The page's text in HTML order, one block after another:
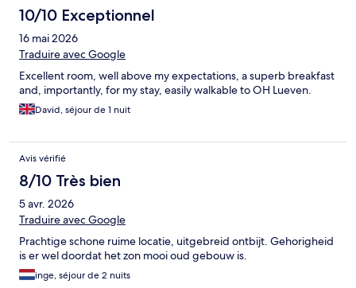
10/10 Exceptionnel
16 mai 2026
Traduire avec Google
Excellent room, well above my expectations, a superb breakfast
and, importantly, for my stay, easily walkable to OH Lueven.
David, séjour de 1 nuit
Avis vérifié
8/10 Très bien
5 avr. 2026
Traduire avec Google
Prachtige schone ruime locatie, uitgebreid ontbijt. Gehorigheid
is er wel doordat het zon mooi oud gebouw is.
inge, séjour de 2 nuits